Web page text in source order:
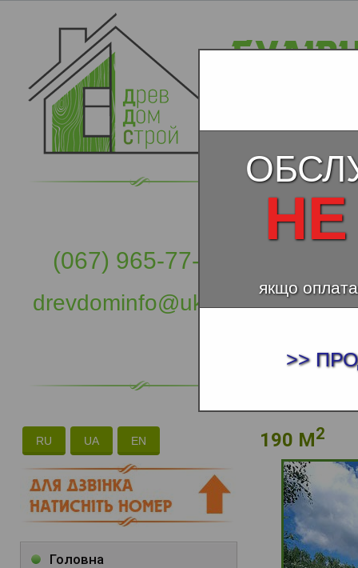
(067) 965-77-57
drevdominfo@ukr.net
RU UA EN
Головна
190 М2
якщо
>>